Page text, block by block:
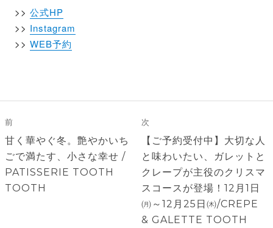
>> 公式HP
>> Instagram
>> WEB予約
稿
ナ
ビ
ゲ
ー
前
前
の
投
稿:
甘く華やぐ冬。艶やかいち
ごで満たす、小さな幸せ /
PATISSERIE TOOTH
TOOTH
次
次
の
投
稿:
【ご予約受付中】大切な人
と味わいたい、ガレットと
クレープが主役のクリスマ
スコースが登場！12月1日
㈪～12月25日㈭/CREPE
& GALETTE TOOTH